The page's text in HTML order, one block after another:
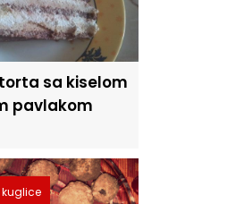
sa kiselom
pavlakom